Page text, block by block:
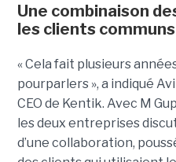
Une combinaison
les clients communs
« Cela fait plusieurs
pourparlers », a indiqué
CEO de Kentik. Avec M
les deux entreprises
d’une collaboration,